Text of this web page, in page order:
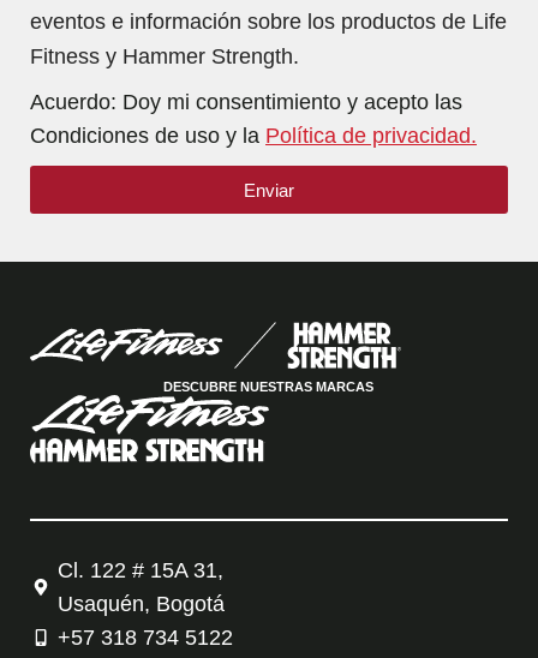
eventos e información sobre los productos de Life
Fitness y Hammer Strength.
Acuerdo: Doy mi consentimiento y acepto las
Condiciones de uso y la Política de privacidad.
Enviar
DESCUBRE NUESTRAS MARCAS
Cl. 122 # 15A 31,
Usaquén, Bogotá
+57 318 734 5122